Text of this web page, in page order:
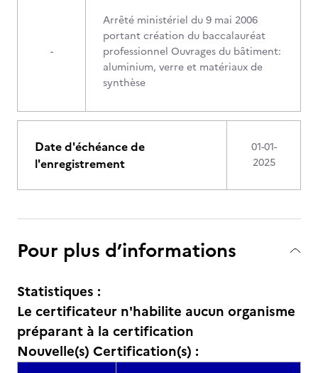
-
Arrêté ministériel du 9 mai 2006
portant création du baccalauréat
professionnel Ouvrages du bâtiment:
aluminium, verre et matériaux de
synthèse
Date d'échéance de
l'enregistrement
01-01-
2025
Pour plus d’informations
Statistiques :
Le certificateur n'habilite aucun organisme
préparant à la certification
Nouvelle(s) Certification(s) :